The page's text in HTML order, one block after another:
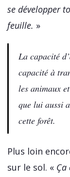
se développer
feuille. »
La capacité
capacité à
les animaux
que lui aussi
cette forêt.
Plus loin
sur le sol. « Ça